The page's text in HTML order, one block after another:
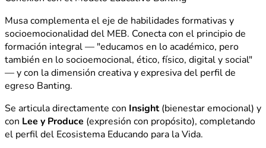
Musa complementa el eje de habilidades formativas y
socioemocionalidad del MEB. Conecta con el principio de
formación integral — "educamos en lo académico, pero
también en lo socioemocional, ético, físico, digital y social"
— y con la dimensión creativa y expresiva del perfil de
egreso Banting.
Se articula directamente con Insight(bienestar emocional) y
con Lee y Produce (expresión con propósito), completando
el perfil del Ecosistema Educando para la Vida.